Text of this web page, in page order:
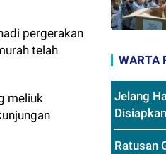
pergerakan
telah
meliuk
WARTA
Jelang
Ratusan